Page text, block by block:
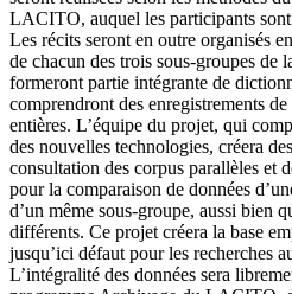
LACITO, auquel les participants
Les récits seront en outre organisés
de chacun des trois sous-groupes de
formeront partie intégrante de
comprendront des enregistrements
entières. L’équipe du projet, qui
des nouvelles technologies, créera
consultation des corpus parallèles et
pour la comparaison de données
d’un même sous-groupe, aussi bien
différents. Ce projet créera la base
jusqu’ici défaut pour les recherches
L’intégralité des données sera